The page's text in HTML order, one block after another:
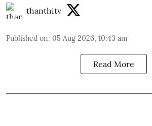
thanthitv
Published on: 05 Aug 2026, 10:43 am
Read More